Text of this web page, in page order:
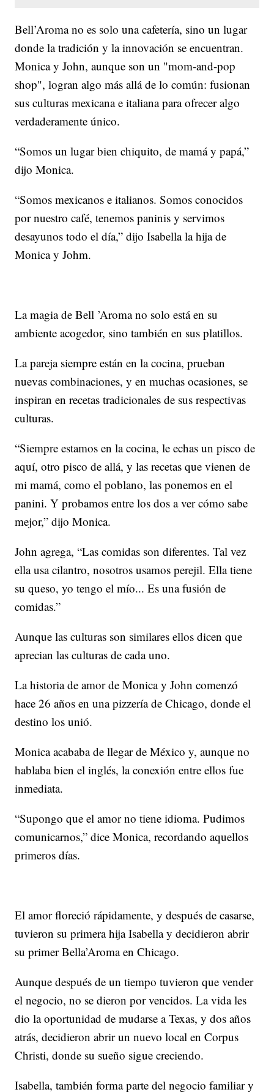
Bell’Aroma no es solo una cafetería, sino un lugar
donde la tradición y la innovación se encuentran.
Monica y John, aunque son un "mom-and-pop
shop", logran algo más allá de lo común: fusionan
sus culturas mexicana e italiana para ofrecer algo
verdaderamente único.
“Somos un lugar bien chiquito, de mamá y papá,”
dijo Monica.
“Somos mexicanos e italianos. Somos conocidos
por nuestro café, tenemos paninis y servimos
desayunos todo el día,” dijo Isabella la hija de
Monica y Johm.
La magia de Bell ’Aroma no solo está en su
ambiente acogedor, sino también en sus platillos.
La pareja siempre están en la cocina, prueban
nuevas combinaciones, y en muchas ocasiones, se
inspiran en recetas tradicionales de sus respectivas
culturas.
“Siempre estamos en la cocina, le echas un pisco de
aquí, otro pisco de allá, y las recetas que vienen de
mi mamá, como el poblano, las ponemos en el
panini. Y probamos entre los dos a ver cómo sabe
mejor,” dijo Monica.
John agrega, “Las comidas son diferentes. Tal vez
ella usa cilantro, nosotros usamos perejil. Ella tiene
su queso, yo tengo el mío... Es una fusión de
comidas.”
Aunque las culturas son similares ellos dicen que
aprecian las culturas de cada uno.
La historia de amor de Monica y John comenzó
hace 26 años en una pizzería de Chicago, donde el
destino los unió.
Monica acababa de llegar de México y, aunque no
hablaba bien el inglés, la conexión entre ellos fue
inmediata.
“Supongo que el amor no tiene idioma. Pudimos
comunicarnos,” dice Monica, recordando aquellos
primeros días.
El amor floreció rápidamente, y después de casarse,
tuvieron su primera hija Isabella y decidieron abrir
su primer Bella’Aroma en Chicago.
Aunque después de un tiempo tuvieron que vender
el negocio, no se dieron por vencidos. La vida les
dio la oportunidad de mudarse a Texas, y dos años
atrás, decidieron abrir un nuevo local en Corpus
Christi, donde su sueño sigue creciendo.
Isabella, también forma parte del negocio familiar y